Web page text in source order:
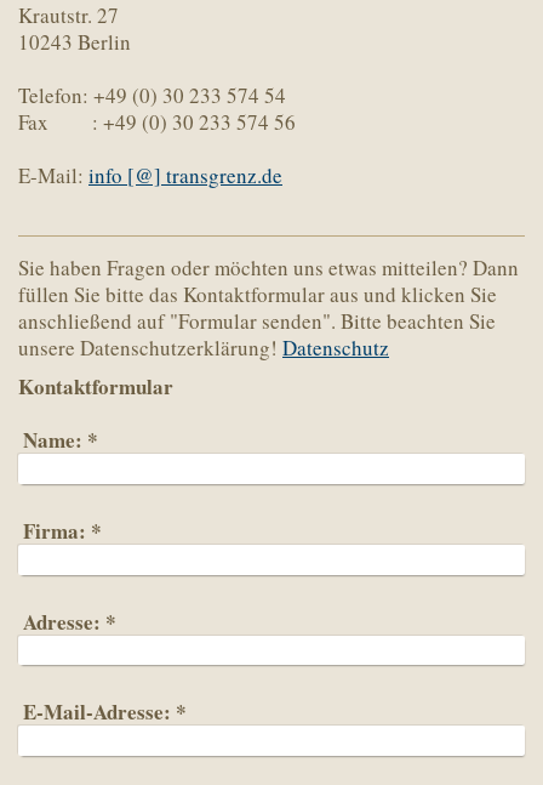
Krautstr. 27
10243 Berlin
Telefon: +49 (0) 30 233 574 54
Fax : +49 (0) 30 233 574 56
E-Mail: info [@] transgrenz.de
Sie haben Fragen oder möchten uns etwas mitteilen? Dann
füllen Sie bitte das Kontaktformular aus und klicken Sie
anschließend auf "Formular senden". Bitte beachten Sie
unsere Datenschutzerklärung! Datenschutz
Kontaktformular
Name: *
Firma: *
Adresse: *
E-Mail-Adresse: *